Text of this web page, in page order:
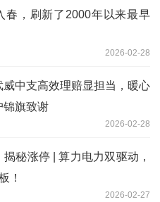
春，刷新了2000年以来最早
2026-02-28
威中支高效理赔显担当，暖心
锦旗致谢
2026-02-28
秘涨停 | 算力电力双驱动，
！
2026-02-27